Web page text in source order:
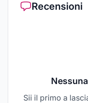
Recensioni
Sii il primo a